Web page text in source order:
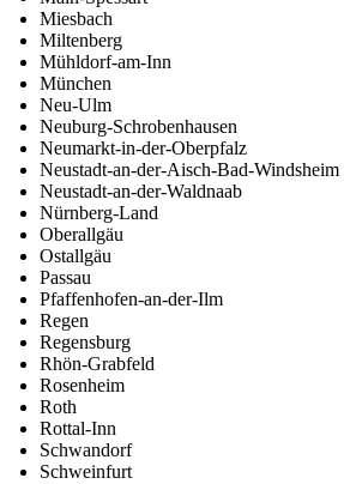
Miesbach
Miltenberg
Mühldorf-am-Inn
München
Neu-Ulm
Neuburg-Schrobenhausen
Neumarkt-in-der-Oberpfalz
Neustadt-an-der-Aisch-Bad-Windsheim
Neustadt-an-der-Waldnaab
Nürnberg-Land
Oberallgäu
Ostallgäu
Passau
Pfaffenhofen-an-der-Ilm
Regen
Regensburg
Rhön-Grabfeld
Rosenheim
Roth
Rottal-Inn
Schwandorf
Schweinfurt